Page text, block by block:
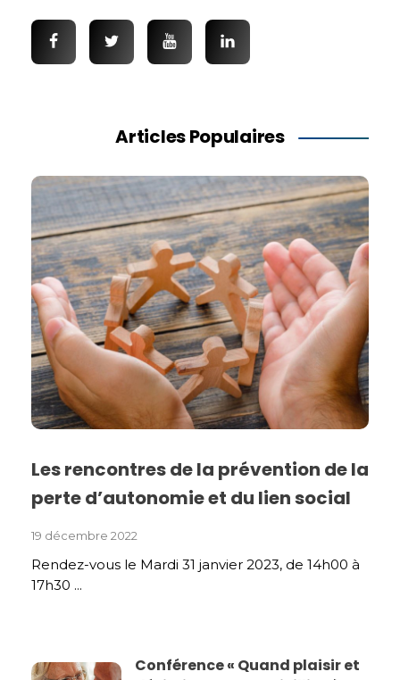
Articles Populaires
Les rencontres de la prévention de la
perte d’autonomie et du lien social
19 décembre 2022
Rendez-vous le Mardi 31 janvier 2023, de 14h00 à
17h30 ...
Conférence « Quand plaisir et